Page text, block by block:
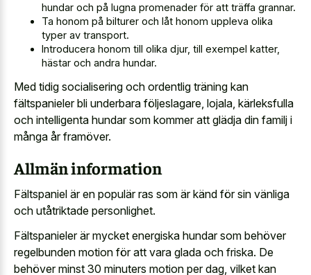
hundar och på lugna promenader för att träffa grannar.
Ta honom på bilturer och låt honom uppleva olika
typer av transport.
Introducera honom till olika djur, till exempel katter,
hästar och andra hundar.
Med tidig socialisering och ordentlig träning kan
fältspanieler bli underbara följeslagare, lojala, kärleksfulla
och intelligenta hundar som kommer att glädja din familj i
många år framöver.
Allmän information
Fältspaniel är en populär ras som är känd för sin vänliga
och utåtriktade personlighet.
Fältspanieler är mycket energiska hundar som behöver
regelbunden motion för att vara glada och friska. De
behöver minst 30 minuters motion per dag, vilket kan